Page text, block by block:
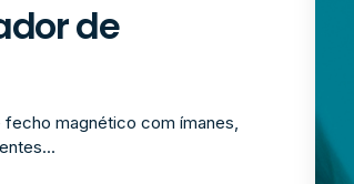
de
magnético com ímanes,